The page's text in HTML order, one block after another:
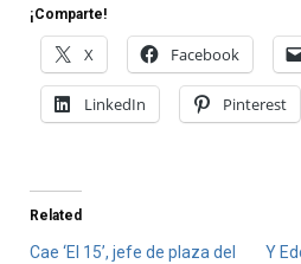
¡Comparte!
X Facebook
LinkedIn Pinterest
Related
Cae ‘El 15’, jefe de plaza del
Y